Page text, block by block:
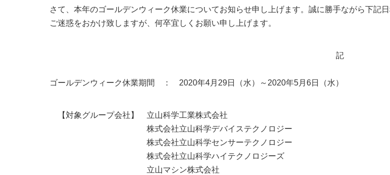
さて、本年のゴールデンウィーク休業についてお知らせ申し上げます。誠に勝手ながら下記
ご迷惑をおかけ致しますが、何卒宜しくお願い申し上げます。
記
ゴールデンウィーク休業期間 ： 2020年4月29日（水）～2020年5月6日（水）
【対象グループ会社】 立山科学工業株式会社
株式会社立山科学デバイステクノロジー
株式会社立山科学センサーテクノロジー
株式会社立山科学ハイテクノロジーズ
立山マシン株式会社